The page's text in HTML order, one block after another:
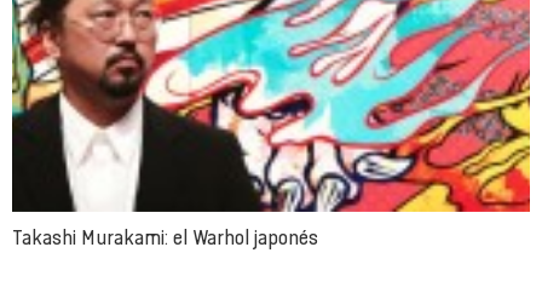
Takashi Murakami: el Warhol japonés